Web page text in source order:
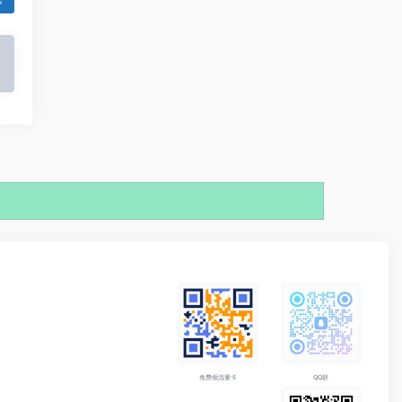
免费领流量卡 QQ群